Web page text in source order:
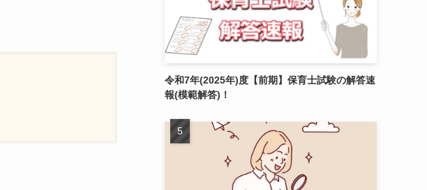
令和7年(2025年)度【前期】保育士試験の解答速
報(模範解答)！